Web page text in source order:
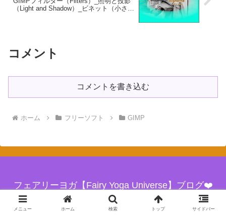
（Light and Shadow）_ビネット（小さな
コメント
コメントを書き込む
ホーム フリーソフト GIMP
フェアリーヨガ【Fairy Yoga Universe】ブログ❤️
© 2018 フェアリーヨガ【Fairy Yoga Universe】ブログ❤️.
メニュー ホーム 検索 トップ サイドバー